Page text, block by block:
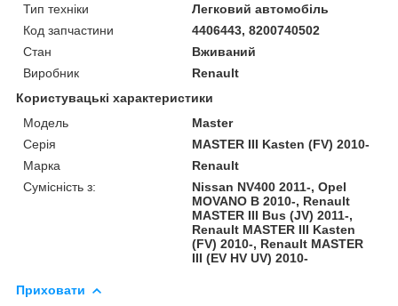
Тип техніки
Легковий автомобіль
Код запчастини
4406443, 8200740502
Стан
Вживаний
Виробник
Renault
Користувацькі характеристики
Модель
Master
Серія
MASTER III Kasten (FV) 2010-
Марка
Renault
Сумісність з:
Nissan NV400 2011-, Opel
MOVANO B 2010-, Renault
MASTER III Bus (JV) 2011-,
Renault MASTER III Kasten
(FV) 2010-, Renault MASTER
III (EV HV UV) 2010-
Приховати